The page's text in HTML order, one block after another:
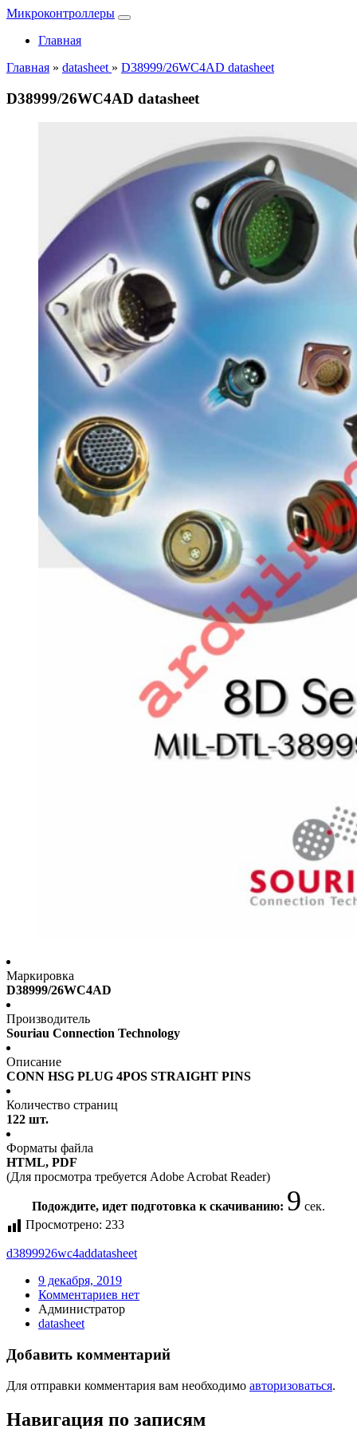
Микроконтроллеры
Главная
Главная » datasheet » D38999/26WC4AD datasheet
D38999/26WC4AD datasheet
Маркировка
D38999/26WC4AD
Производитель
Souriau Connection Technology
Описание
CONN HSG PLUG 4POS STRAIGHT PINS
Количество страниц
122 шт.
Форматы файла
HTML, PDF
(Для просмотра требуется Adobe Acrobat Reader)
Подождите, идет подготовка к скачиванию: 9 сек.
Просмотрено: 233
d3899926wc4addatasheet
9 декабря, 2019
Комментариев нет
Администратор
datasheet
Добавить комментарий
Для отправки комментария вам необходимо авторизоваться.
Навигация по записям